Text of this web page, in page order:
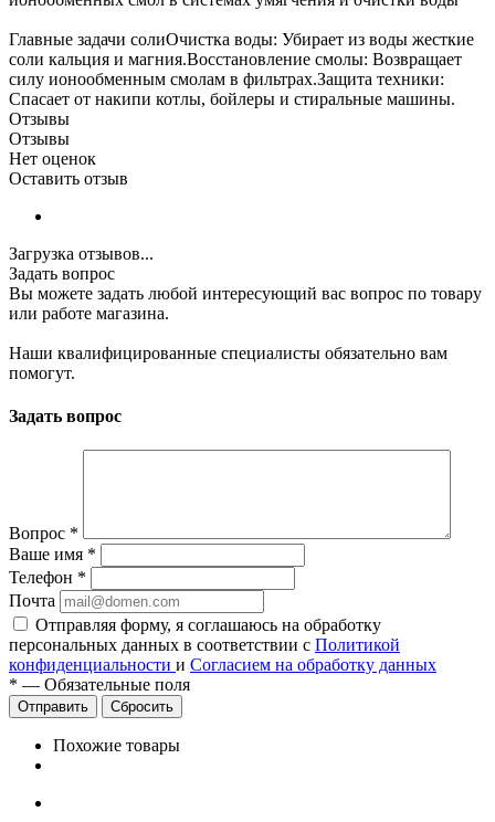
Главные задачи солиОчистка воды: Убирает из воды жесткие
соли кальция и магния.Восстановление смолы: Возвращает
силу ионообменным смолам в фильтрах.Защита техники:
Спасает от накипи котлы, бойлеры и стиральные машины.
Отзывы
Отзывы
Нет оценок
Оставить отзыв
Загрузка отзывов...
Задать вопрос
Вы можете задать любой интересующий вас вопрос по товару
или работе магазина.
Наши квалифицированные специалисты обязательно вам
помогут.
Задать вопрос
Вопрос *
Ваше имя *
Телефон *
Почта
Отправляя форму, я соглашаюсь на обработку
персональных данных в соответствии с Политикой
конфиденциальности и Согласием на обработку данных
* — Обязательные поля
Сбросить
Похожие товары